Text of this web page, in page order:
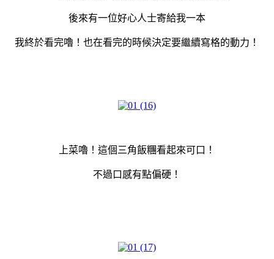
後來有一位好心人士寄給我一本
我終於看完嚕！也在看完的時候決定要繼續寫格的動力！
上菜嚕！這個三角飯糰看起來可口！
不過口感有點偏硬！